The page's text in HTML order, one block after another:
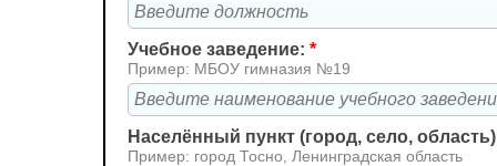
Учебное заведение: *
Пример: МБОУ гимназия №19
Населённый пункт (город, село,
Пример: город Тосно, Ленинградская область